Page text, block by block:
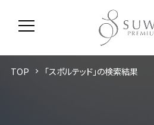
TOP 「スポルテッド」の検索結果